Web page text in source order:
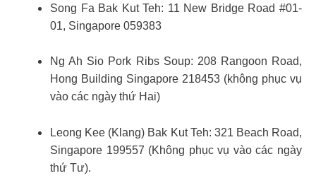
Song Fa Bak Kut Teh: 11 New Bridge Road #01-
01, Singapore 059383
Ng Ah Sio Pork Ribs Soup: 208 Rangoon Road,
Hong Building Singapore 218453 (không phục vụ
vào các ngày thứ Hai)
Leong Kee (Klang) Bak Kut Teh: 321 Beach Road,
Singapore 199557 (Không phục vụ vào các ngày
thứ Tư).